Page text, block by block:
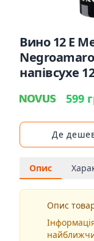
Вино 12 E
напівсухе
599
Де
Опис
Опис